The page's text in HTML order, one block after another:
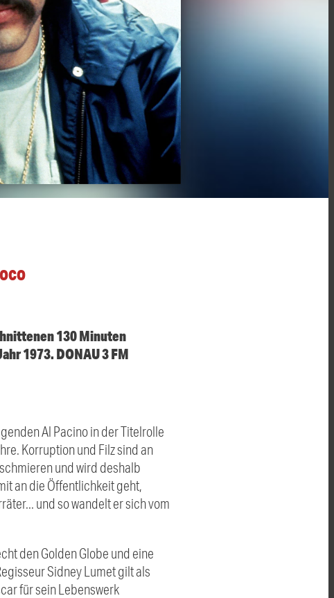
130 Minuten
1973. DONAU 3 FM
Al Pacino in der Titelrolle
Korruption und Filz sind an
und wird deshalb
an die Öffentlichkeit geht,
und so wandelt er sich vom
den Golden Globe und eine
Sidney Lumet gilt als
für sein Lebenswerk